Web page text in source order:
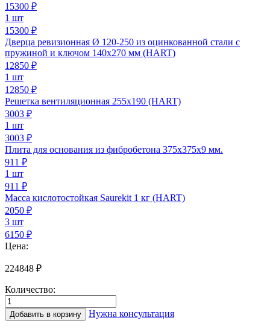
15300 ₽
1 шт
15300 ₽
Дверца ревизионная Ø 120-250 из оцинкованной стали с
пружиной и ключом 140х270 мм (HART)
12850 ₽
1 шт
12850 ₽
Решетка вентиляционная 255х190 (HART)
3003 ₽
1 шт
3003 ₽
Плита для основания из фибробетона 375х375х9 мм.
911 ₽
1 шт
911 ₽
Масса кислотостойкая Saurekit 1 кг (HART)
2050 ₽
3 шт
6150 ₽
Цена:
224848 ₽
Количество:
Количество
товара
Дымоход
Добавить в корзину Нужна консультация